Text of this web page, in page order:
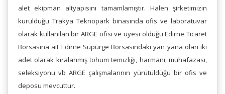
alet ekipman altyapısını tamamlamıştır. Halen şirketimizin
kurulduğu Trakya Teknopark binasında ofis ve laboratuvar
olarak kullanılan bir ARGE ofisi ve üyesi olduğu Edirne Ticaret
Borsasına ait Edirne Süpürge Borsasındaki yan yana olan iki
adet olarak kiralanmış tohum temizliği, harmanı, muhafazası,
seleksiyonu vb ARGE çalışmalarının yürütüldüğü bir ofis ve
deposu mevcuttur.